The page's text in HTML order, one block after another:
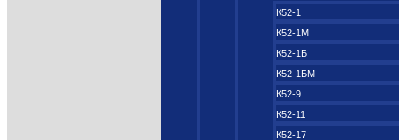
К52-1
К52-1М
К52-1Б
К52-1БМ
К52-9
К52-11
К52-17